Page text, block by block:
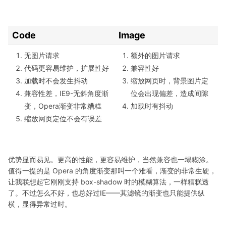
Code Image
无图片请求
代码更容易维护，扩展性好
加载时不会发生抖动
兼容性差，IE9-无斜角度渐
变，Opera渐变非常糟糕
缩放网页定位不会有误差
额外的图片请求
兼容性好
缩放网页时，背景图片定
位会出现偏差，造成间隙
加载时有抖动
优势显而易见。更高的性能，更容易维护，当然兼容也一塌糊涂。
值得一提的是 Opera 的角度渐变那叫一个难看，渐变的非常生硬，
让我联想起它刚刚支持 box-shadow 时的模糊算法，一样糟糕透
了。不过怎么不好，也总好过IE——其滤镜的渐变也只能提供纵
横，显得异常过时。